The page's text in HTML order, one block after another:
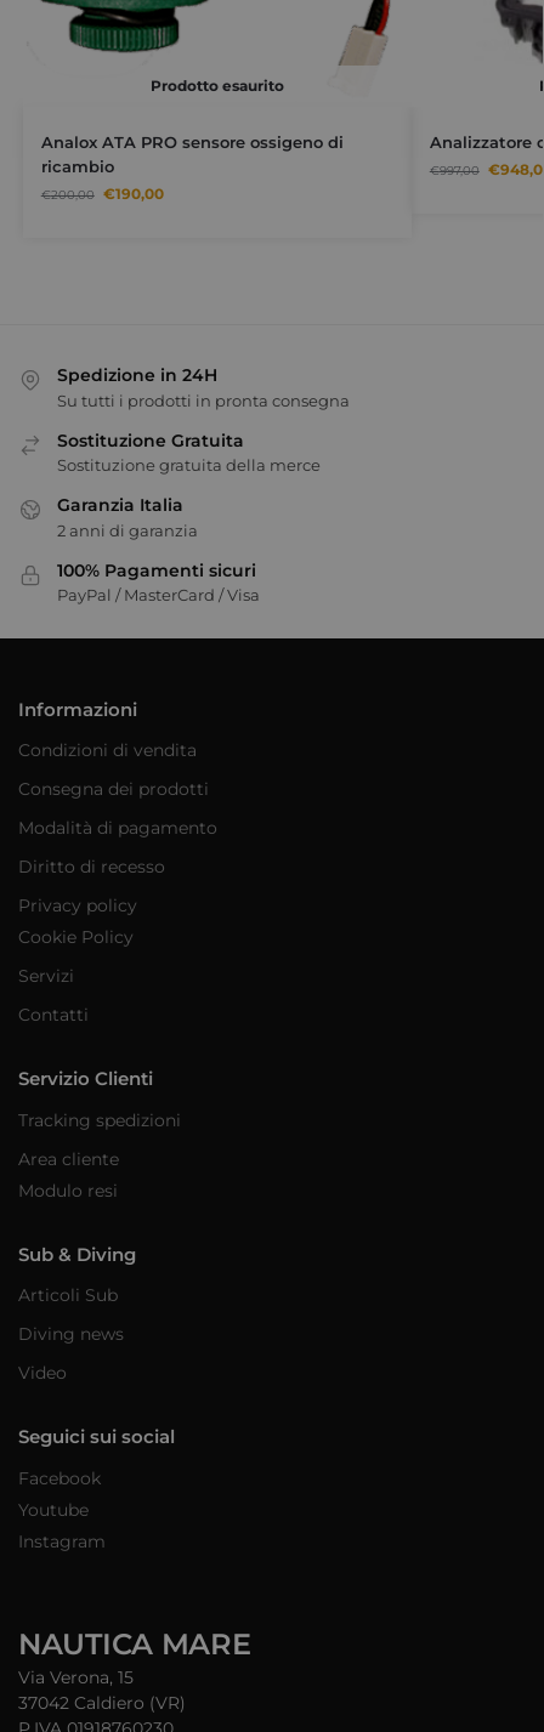
Prodotto esaurito
Analox ATA PRO sensore ossigeno di
ricambio
€200,00 €190,00
Analizzatore
€997,00 €
Spedizione in 24H
Su tutti i prodotti in pronta consegna
Sostituzione Gratuita
Sostituzione gratuita della merce
Garanzia Italia
2 anni di garanzia
100% Pagamenti sicuri
PayPal / MasterCard / Visa
Informazioni
Condizioni di vendita
Consegna dei prodotti
Modalità di pagamento
Diritto di recesso
Privacy policy
Cookie Policy
Servizi
Contatti
Servizio Clienti
Tracking spedizioni
Area cliente
Modulo resi
Sub & Diving
Articoli Sub
Diving news
Video
Seguici sui social
Facebook
Youtube
Instagram
NAUTICA MARE
Via Verona, 15
37042 Caldiero (VR)